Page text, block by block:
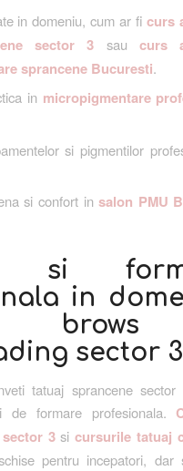
in domeniu, cum ar ficurs
sector 3 saucurs
sprancene Bucuresti.
in micropigmentare
si pigmentilor
si confort in salon PMU
si
in
sector 3
tatuaj sprancene sector
de formare profesionala.
3sicursurile tatuaj
pentru incepatori, dar